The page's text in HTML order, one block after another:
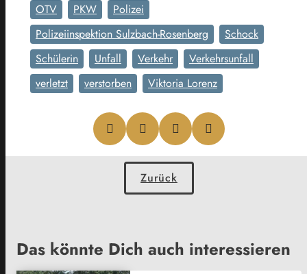
OTV
PKW
Polizei
Polizeiinspektion Sulzbach-Rosenberg
Schock
Schülerin
Unfall Verkehr
Verkehrsunfall
verletzt
verstorben Viktoria Lorenz
Zurück
Das könnte Dich auch interessieren